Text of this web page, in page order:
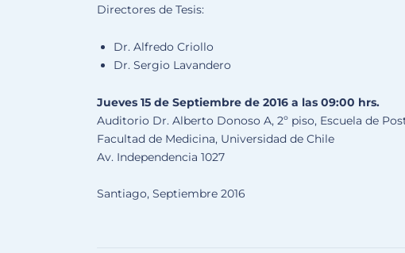
Directores de Tesis:
Dr. Alfredo Criollo
Dr. Sergio Lavandero
Jueves 15 de Septiembre de 2016 a las 09:00 hrs.
Auditorio Dr. Alberto Donoso A, 2º piso, Escuela de
Facultad de Medicina, Universidad de Chile
Av. Independencia 1027
Santiago, Septiembre 2016